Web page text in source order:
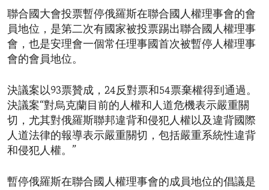
聯合國大會投票暫停俄羅斯在聯合國人權理事會的會
員地位，是第二次有國家被投票踢出聯合國人權理事
會，也是安理會一個常任理事國首次被暫停人權理事
會的會員地位。
決議案以93票贊成，24反對票和54票棄權得到通過。
決議案“對烏克蘭目前的人權和人道危機表示嚴重關
切，尤其對俄羅斯聯邦違背和侵犯人權以及違背國際
人道法律的報導表示嚴重關切，包括嚴重系統性違背
和侵犯人權。”
暫停俄羅斯在聯合國人權理事會的成員地位的倡議是